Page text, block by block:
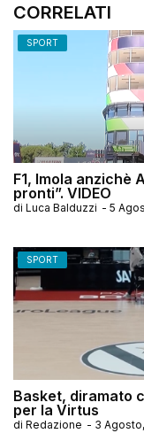
CORRELATI
SPORT
F1, Imola anzichè
pronti”. VIDEO
di Luca Balduzzi - 5
SPORT
Basket, diramato
per la Virtus
di Redazione - 3